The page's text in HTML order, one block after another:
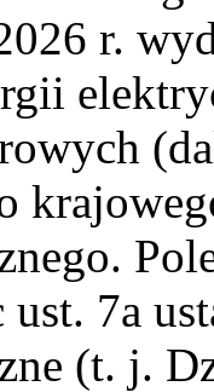
r.
ust. 7a
(t. j.